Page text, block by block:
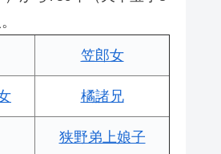
笠郎女
橘諸兄
狭野弟上娘子